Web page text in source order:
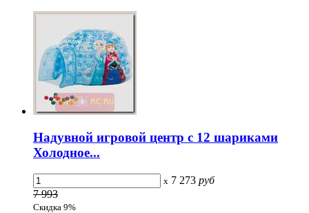
Надувной игровой центр с 12 шариками
Холодное...
x 7 273 руб
7 993
Скидка 9%